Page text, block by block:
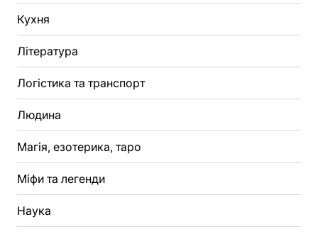
Кухня
Література
Логістика та транспорт
Людина
Магія, езотерика, таро
Міфи та легенди
Наука